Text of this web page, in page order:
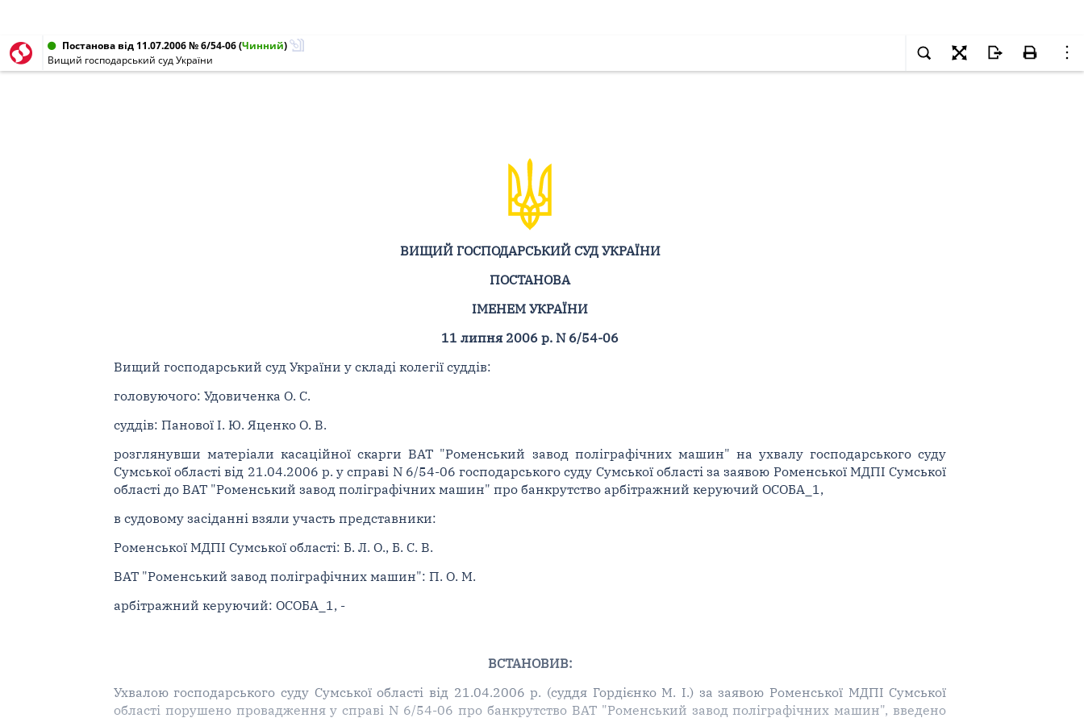
Постанова від 11.07.2006 № 6/54-06(Чинний)
Вищий господарський суд України
ВИЩИЙ ГОСПОДАРСЬКИЙ СУД УКРАЇНИ
ПОСТАНОВА
ІМЕНЕМ УКРАЇНИ
11 липня 2006 р. N 6/54-06
Вищий господарський суд України у складі колегії суддів:
головуючого: Удовиченка О. С.
суддів: Панової І. Ю. Яценко О. В.
розглянувши матеріали касаційної скарги ВАТ "Роменський завод поліграфічних машин" на ухвалу господарського суду
Сумської області від 21.04.2006 р. у справі N 6/54-06 господарського суду Сумської області за заявою Роменської МДПІ Сумської
області до ВАТ "Роменський завод поліграфічних машин" про банкрутство арбітражний керуючий ОСОБА_1,
в судовому засіданні взяли участь представники:
Роменської МДПІ Сумської області: Б. Л. О., Б. С. В.
ВАТ "Роменський завод поліграфічних машин": П. О. М.
арбітражний керуючий: ОСОБА_1, -
ВСТАНОВИВ:
Ухвалою господарського суду Сумської області від 21.04.2006 р. (суддя Гордієнко М. І.) за заявою Роменської МДПІ Сумської
області порушено провадження у справі N 6/54-06 про банкрутство ВАТ "Роменський завод поліграфічних машин", введено